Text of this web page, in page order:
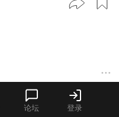
论坛 登录